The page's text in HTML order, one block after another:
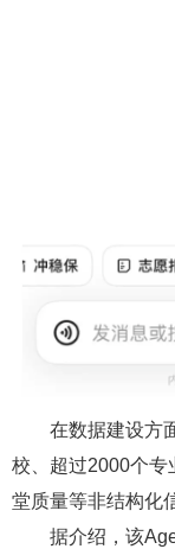
在数据建设方
校、超过2000个专
堂质量等非结构化
据介绍，该